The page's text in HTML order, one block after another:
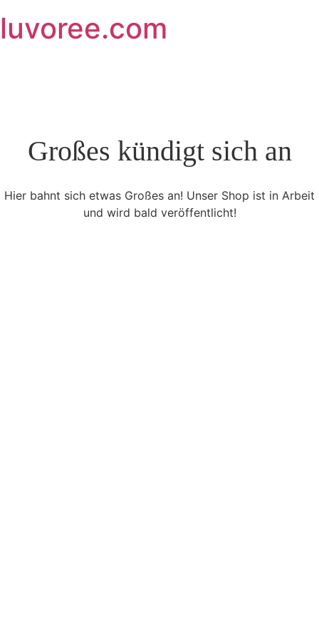
to
content
luvoree.com
Großes kündigt sich an
Hier bahnt sich etwas Großes an! Unser Shop ist in Arbeit
und wird bald veröffentlicht!